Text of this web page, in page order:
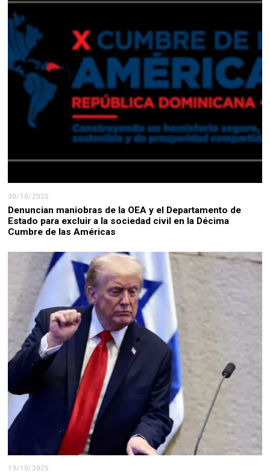
30/10/2025
Denuncian maniobras de la OEA y el Departamento de
Estado para excluir a la sociedad civil en la Décima
Cumbre de las Américas
13/10/2025